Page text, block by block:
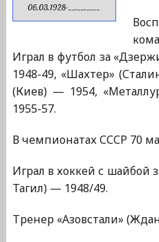
06.03.1928-__.__.____
Играл в футбол за
1948-49, «Шахтер»
(Киев) — 1954,
1955-57.
В чемпионатах СССР 70
Играл в хоккей с
Тагил) — 1948/49.
Тренер «Азовстали»